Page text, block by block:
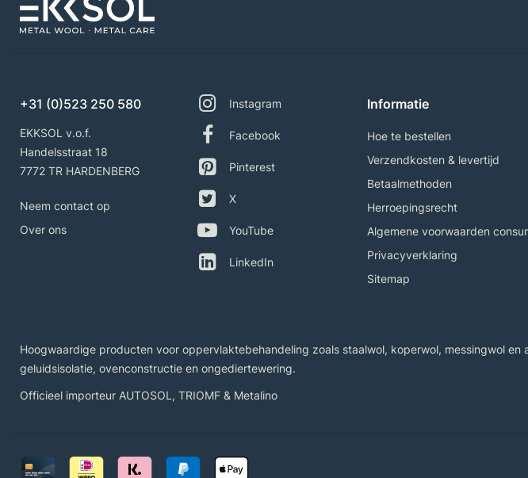
+31 (0)523 250 580
EKKSOL v.o.f.
Handelsstraat 18
7772 TR HARDENBERG
Neem contact op
Over ons
Instagram
Facebook
Pinterest
X
YouTube
LinkedIn
Informatie
Hoe te bestellen
Verzendkosten & levertijd
Betaalmethoden
Herroepingsrecht
Algemene voorwaarden
Privacyverklaring
Sitemap
Hoogwaardige producten voor oppervlaktebehandeling zoals staalwol, koperwol, messingwol
geluidsisolatie, ovenconstructie en ongediertewering.
Officieel importeur AUTOSOL , TRIOMF & Metalino